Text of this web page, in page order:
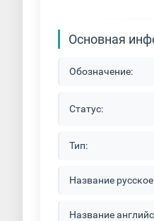
Основная
Обозначение:
Статус:
Тип:
Название
Название